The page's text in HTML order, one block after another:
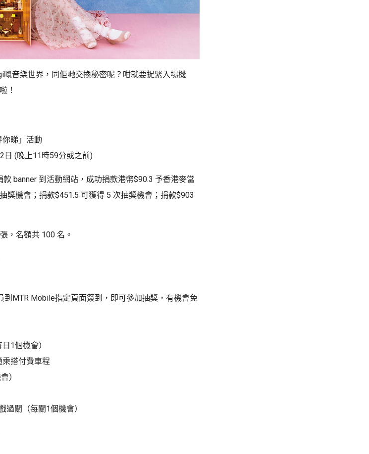
音樂世界，同佢哋交換秘密呢？咁就要捉緊入場機
！
你睇」活動
日 (晚上11時59分或之前)
banner 到活動網站，成功捐款港幣$90.3 予香港麥當
獎機會；捐款$451.5 可獲得 5 次抽獎機會；捐款$903
，名額共 100 名。
MTR Mobile指定頁面簽到，即可參加抽獎，有機會免
1個機會）
搭付費車程
）
過關（每關1個機會）